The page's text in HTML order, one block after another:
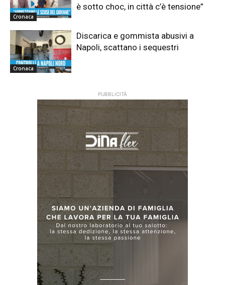
Cronaca
è sotto choc, in città c’è tensione”
Cronaca
Discarica e gommista abusivi a
Napoli, scattano i sequestri
PUBBLICITÀ